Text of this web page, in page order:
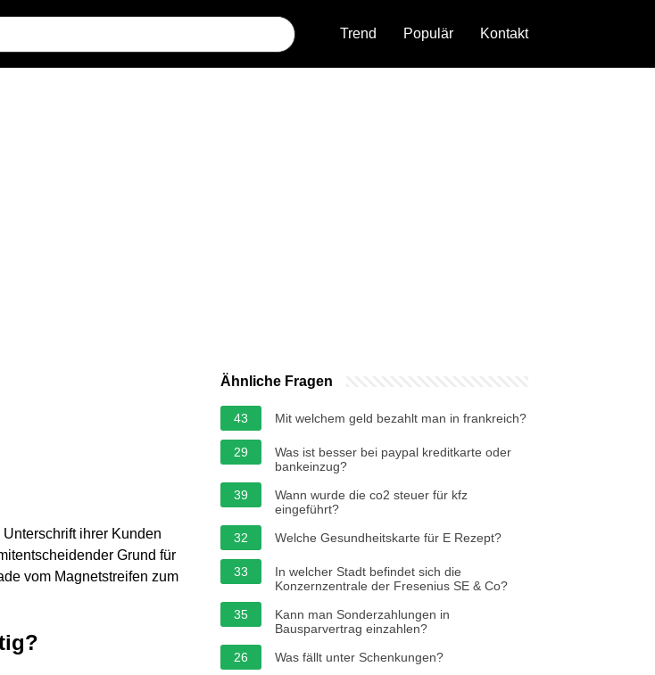
Trend Populär Kontakt
ihrer Kunden
Grund für
vom Magnetstreifen zum
Ähnliche Fragen
43 Mit welchem geld bezahlt man in frankreich?
29
Was ist besser bei paypal kreditkarte oder
bankeinzug?
39
Wann wurde die co2 steuer für kfz
eingeführt?
32
Welche Gesundheitskarte für E Rezept?
33
In welcher Stadt befindet sich die
Konzernzentrale der Fresenius SE & Co?
35
Kann man Sonderzahlungen in
Bausparvertrag einzahlen?
26
Was fällt unter Schenkungen?